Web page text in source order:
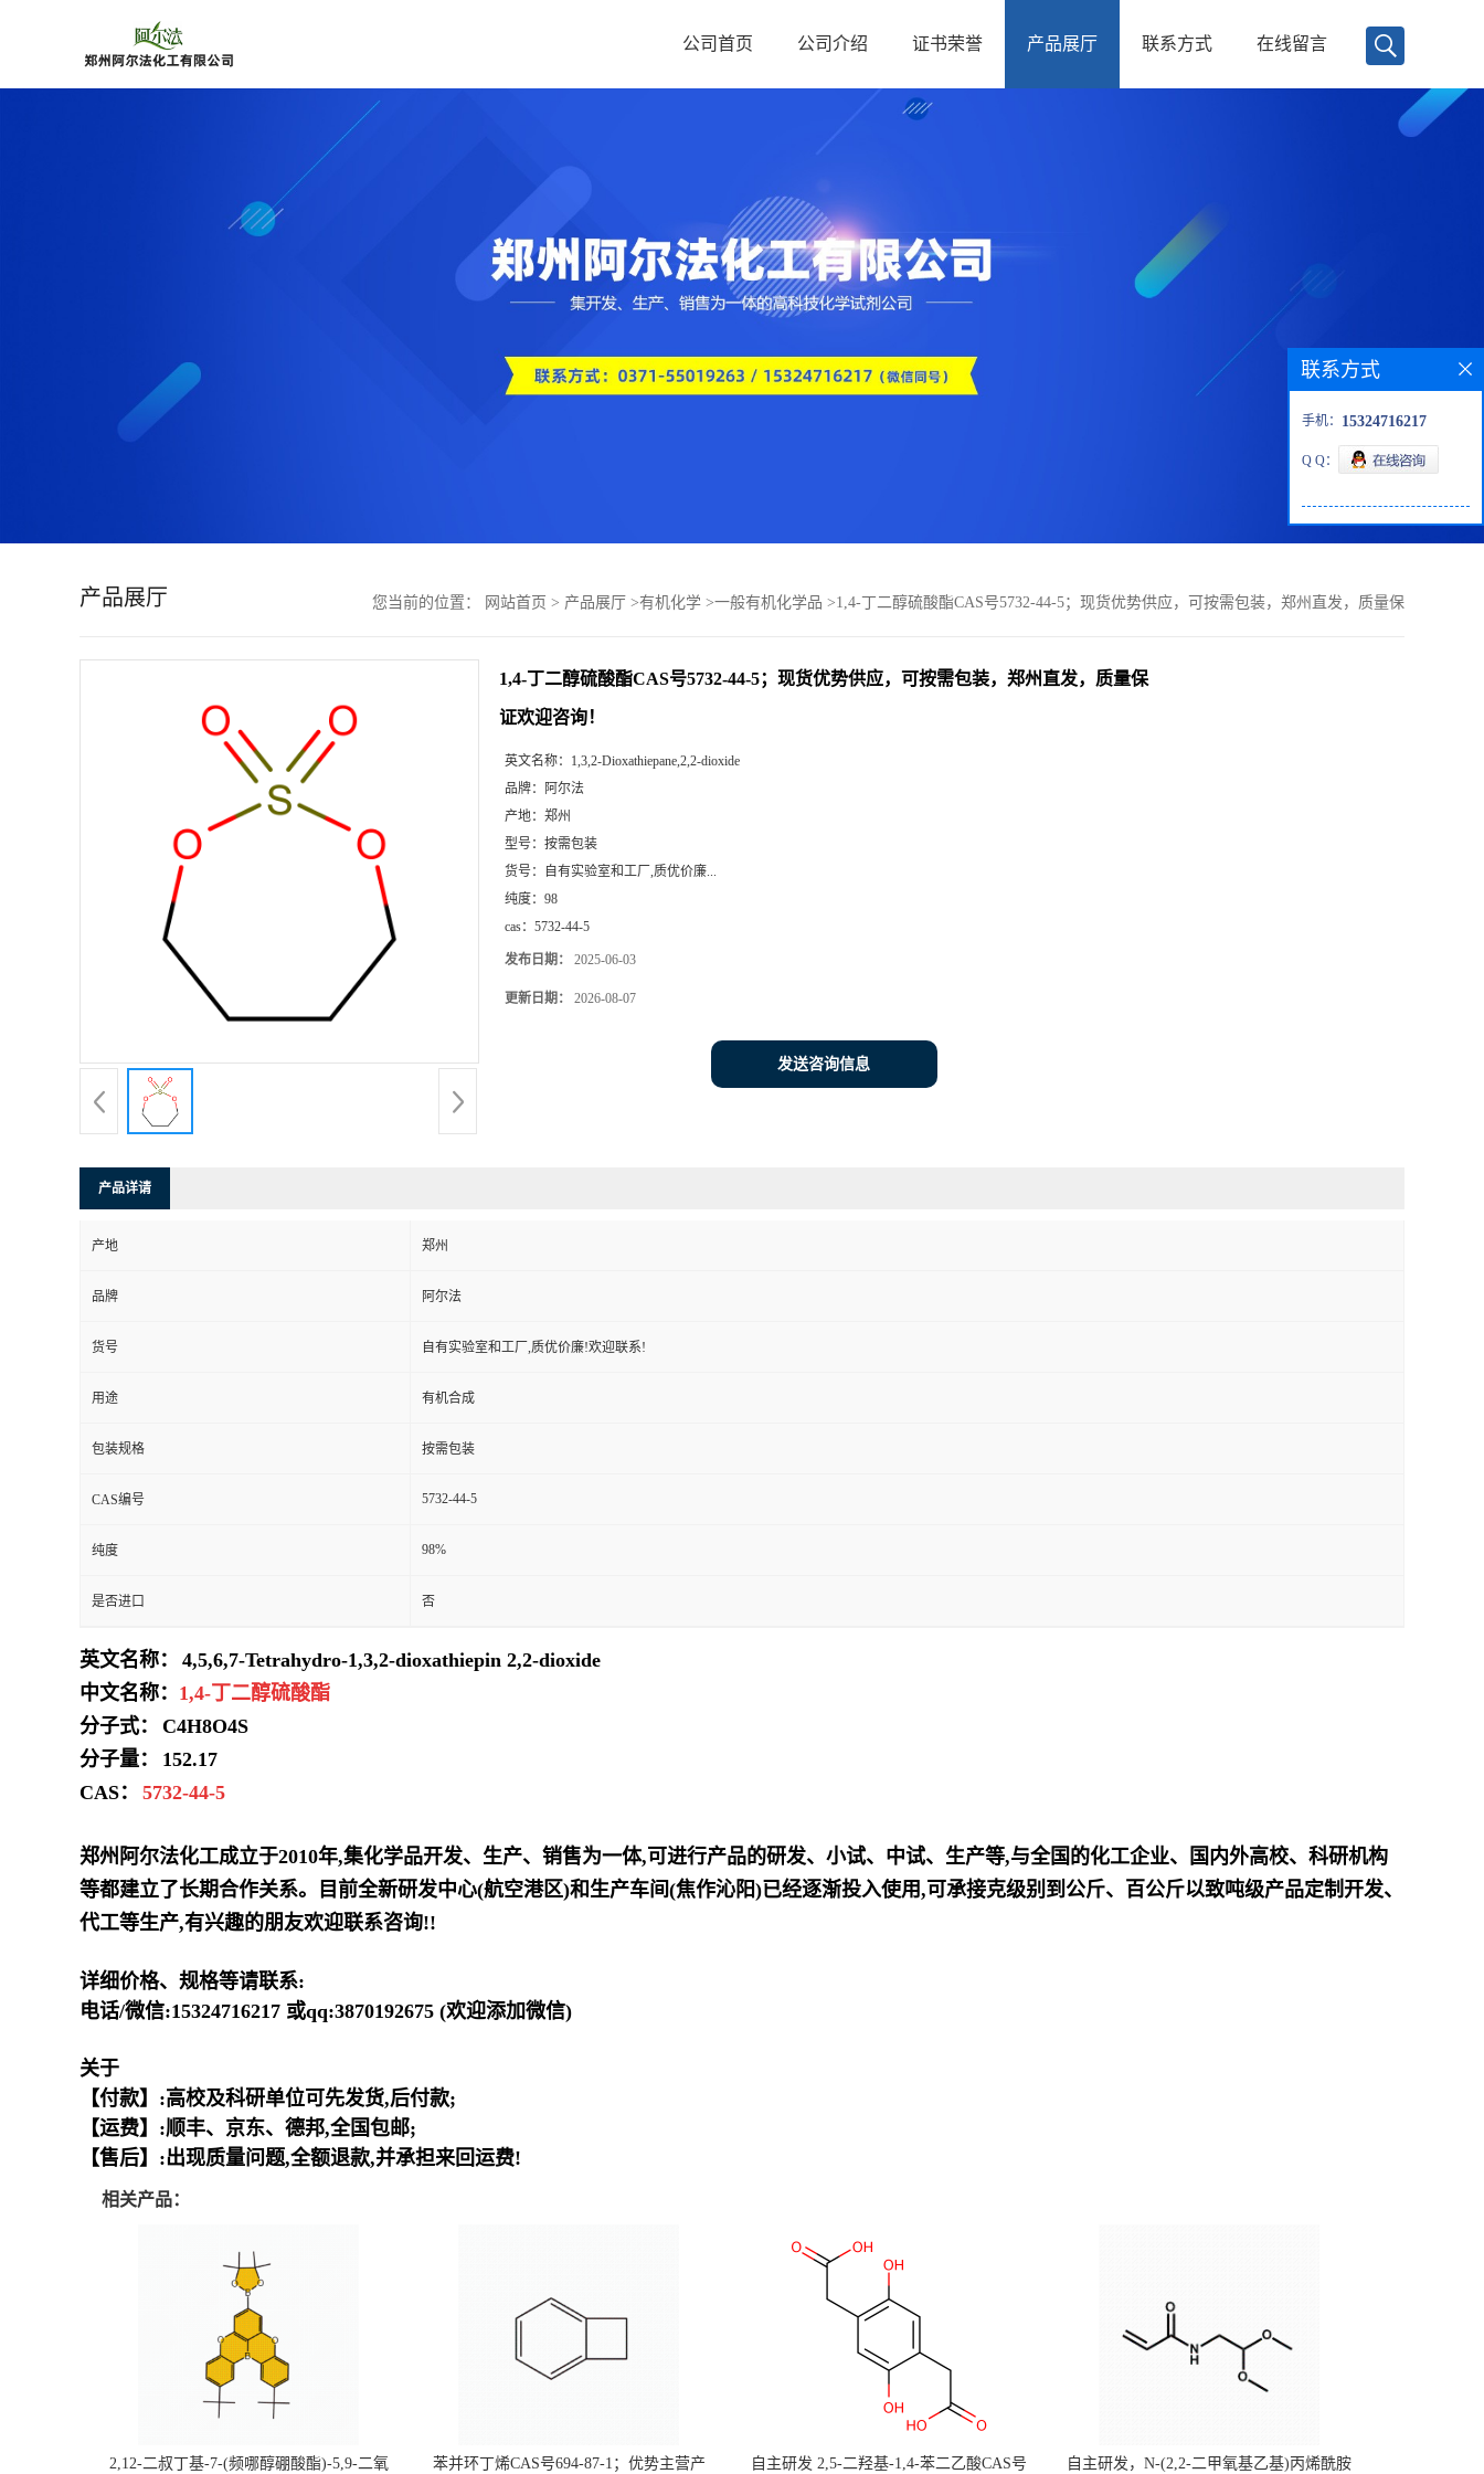
公司首页 公司介绍 证书荣誉 产品展厅 联系方式 在线留言
产品展厅 您当前的位置： 网站首页 > 产品展厅 >有机化学 >一般有机化学品 >1,4-丁二醇硫酸酯CAS号5732-44-5；现货优势供应，可按需包装，郑州直发，质量保
1,4-丁二醇硫酸酯CAS号5732-44-5；现货优势供应，可按需包装，郑州直发，质量保
证欢迎咨询！
英文名称： 1,3,2-Dioxathiepane,2,2-dioxide
品牌： 阿尔法
产地： 郑州
型号： 按需包装
货号：
自有实验室和工厂,质优价廉...
纯度： 98
cas： 5732-44-5
发布日期： 2025-06-03
更新日期： 2026-08-07
发送咨询信息
产品详请
产地 郑州
品牌 阿尔法
货号 自有实验室和工厂,质优价廉!欢迎联系!
用途 有机合成
包装规格 按需包装
CAS编号 5732-44-5
纯度 98%
是否进口 否
英文名称：
4,5,6,7-Tetrahydro-1,3,2-dioxathiepin 2,2-dioxide
中文名称： 1,4-丁二醇硫酸酯
分子式：
C4H8O4S
分子量：
152.17
CAS：
5732-44-5
郑州阿尔法化工成立于2010年,集化学品开发、生产、销售为一体,可进行产品的研发、小试、中试、生产等,与全国的化工企业、国内外高校、科研机构
等都建立了长期合作关系。目前全新研发中心(航空港区)和生产车间(焦作沁阳)已经逐渐投入使用,可承接克级别到公斤、百公斤以致吨级产品定制开发、
代工等生产,有兴趣的朋友欢迎联系咨询!!
详细价格、规格等请联系:
电话/微信:15324716217 或qq:3870192675 (欢迎添加微信)
关于
【付款】:高校及科研单位可先发货,后付款;
【运费】:顺丰、京东、德邦,全国包邮;
【售后】:出现质量问题,全额退款,并承担来回运费!
相关产品：
2,12-二叔丁基-7-(频哪醇硼酸酯)-5,9-二氧 苯并环丁烯CAS号694-87-1；优势主营产 自主研发 2,5-二羟基-1,4-苯二乙酸CAS号 自主研发，N-(2,2-二甲氧基乙基)丙烯酰胺
联系方式
手机： 15324716217
Q Q：